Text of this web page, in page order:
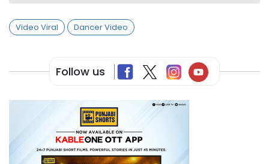
Video Viral Dancer Video
Follow us